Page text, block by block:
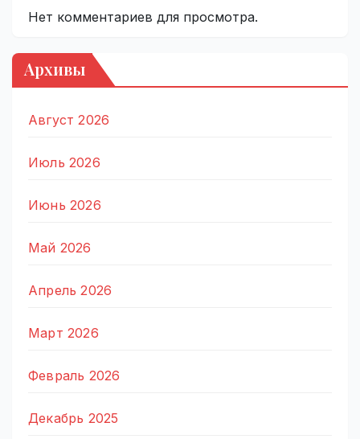
Нет комментариев для просмотра.
Архивы
Август 2026
Июль 2026
Июнь 2026
Май 2026
Апрель 2026
Март 2026
Февраль 2026
Декабрь 2025